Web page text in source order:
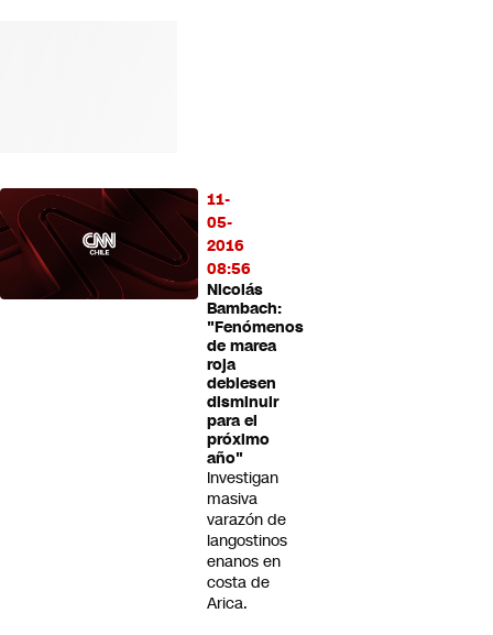
11-
05-
2016
08:56
Nicolás
Bambach:
"Fenómenos
de marea
roja
debiesen
disminuir
para el
próximo
año"
Investigan
masiva
varazón de
langostinos
enanos en
costa de
Arica.